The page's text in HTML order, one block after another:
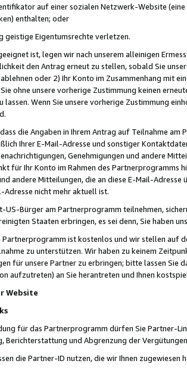
auf einer sozialen Netzwerk-Website
enthalten; oder
geistige Eigentumsrechte verletzen.
ist, legen wir nach unserem alleinigen
den Antrag erneut zu stellen, sobald Sie
oder 2) Ihr Konto im Zusammenhang mit
ohne unsere vorherige Zustimmung keinen
lassen. Wenn Sie unsere vorherige Zustimmung
die Angaben in Ihrem Antrag auf Teilnahme
Ihrer E-Mail-Adresse und sonstiger
Genehmigungen und andere
für Ihr Konto im Rahmen des Partnerprogramms
andere Mitteilungen, die an diese E-Mail-
nicht mehr aktuell ist.
US-Bürger am Partnerprogramm teilnehmen,
Staaten erbringen, es sei denn, Sie haben
Partnerprogramm ist kostenlos und wir stellen auf
zu unterstützen. Wir haben zu keinem
für unsere Partner zu erbringen; bitte lassen Sie
aufzutreten) an Sie herantreten und Ihnen
Website
für das Partnerprogramm dürfen Sie Partner-
Berichterstattung und Abgrenzung der
die Partner-ID nutzen, die wir Ihnen zugewiesen